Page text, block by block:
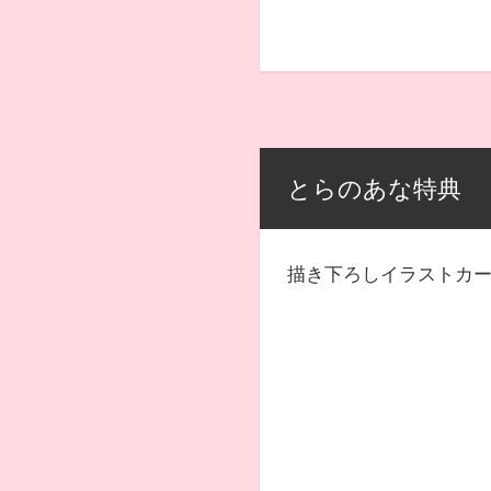
とらのあな特典
描き下ろしイラストカ